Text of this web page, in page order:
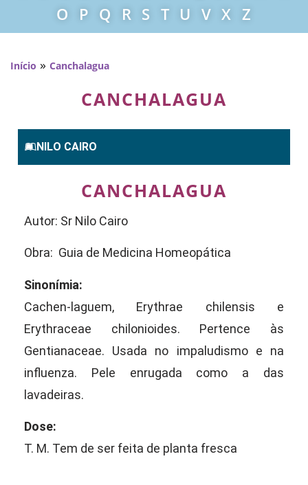
O
P Q R S T U V X Z
Início » Canchalagua
CANCHALAGUA
NILO CAIRO
CANCHALAGUA
Autor: Sr Nilo Cairo
Obra: Guia de Medicina Homeopática
Sinonímia:
Cachen-laguem, Erythrae chilensis e
Erythraceae chilonioides. Pertence às
Gentianaceae. Usada no impaludismo e na
influenza. Pele enrugada como a das
lavadeiras.
Dose:
T. M. Tem de ser feita de planta fresca